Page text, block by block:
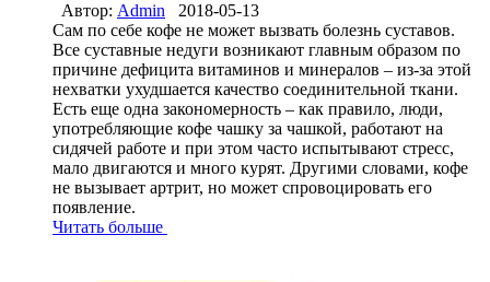
Автор: Admin
2018-05-13
Сам по себе кофе не может вызвать болезнь суставов.
Все суставные недуги возникают главным образом по
причине дефицита витаминов и минералов – из-за этой
нехватки ухудшается качество соединительной ткани.
Есть еще одна закономерность – как правило, люди,
употребляющие кофе чашку за чашкой, работают на
сидячей работе и при этом часто испытывают стресс,
мало двигаются и много курят. Другими словами, кофе
не вызывает артрит, но может спровоцировать его
появление.
Читать больше